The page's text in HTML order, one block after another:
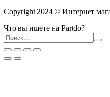
Copyright 2024 © Интернет
Что вы ищете на Partdo?